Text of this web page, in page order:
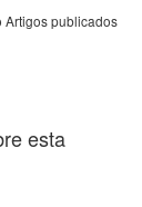
Artigos publicados
esta